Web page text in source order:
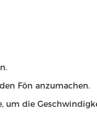
Fön anzumachen.
um die